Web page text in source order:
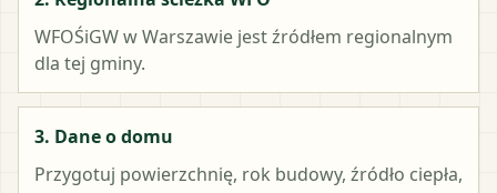
WFOŚiGW w Warszawie jest źródłem regionalnym
dla tej gminy.
3. Dane o domu
Przygotuj powierzchnię, rok budowy, źródło ciepła,